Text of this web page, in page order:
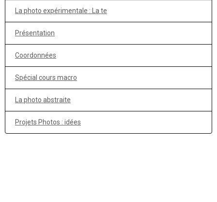
La photo expérimentale : La te
Présentation
Coordonnées
Spécial cours macro
La photo abstraite
Projets Photos : idées